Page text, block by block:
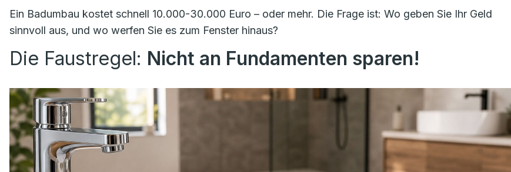
Ein Badumbau kostet schnell 10.000-30.000 Euro – oder mehr. Die Frage ist: Wo geben Sie Ihr Geld
sinnvoll aus, und wo werfen Sie es zum Fenster hinaus?
Die Faustregel: Nicht an Fundamenten sparen!